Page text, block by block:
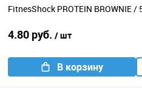
FitnesShock PROTEIN BROWNIE /
4.80 руб. / шт
В корзину